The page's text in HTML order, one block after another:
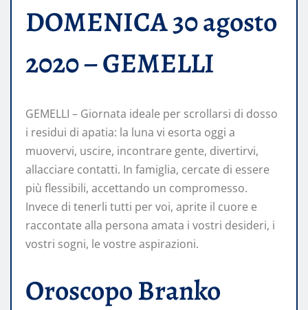
DOMENICA 30 agosto
2020 – GEMELLI
GEMELLI – Giornata ideale per scrollarsi di dosso
i residui di apatia: la luna vi esorta oggi a
muovervi, uscire, incontrare gente, divertirvi,
allacciare contatti. In famiglia, cercate di essere
più flessibili, accettando un compromesso.
Invece di tenerli tutti per voi, aprite il cuore e
raccontate alla persona amata i vostri desideri, i
vostri sogni, le vostre aspirazioni.
Oroscopo Branko